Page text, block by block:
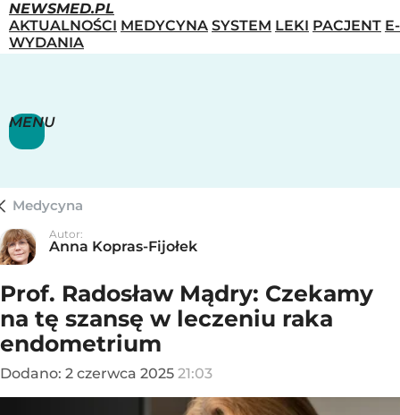
NEWSMED.PL
AKTUALNOŚCI MEDYCYNA SYSTEM LEKI PACJENT E-
WYDANIA
MENU
Medycyna
Autor:
Anna Kopras-Fijołek
Prof. Radosław Mądry: Czekamy
na tę szansę w leczeniu raka
endometrium
Dodano: 2 czerwca 2025 21:03